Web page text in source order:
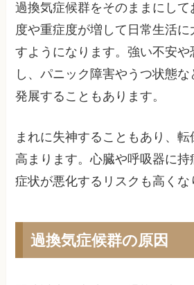
過換気症候群をそのままにし
度や重症度が増して日常生活
すようになります。強い不安
し、パニック障害やうつ状態
発展することもあります。
まれに失神することもあり、転
高まります。心臓や呼吸器に持
症状が悪化するリスクも高くな
過換気症候群の原因